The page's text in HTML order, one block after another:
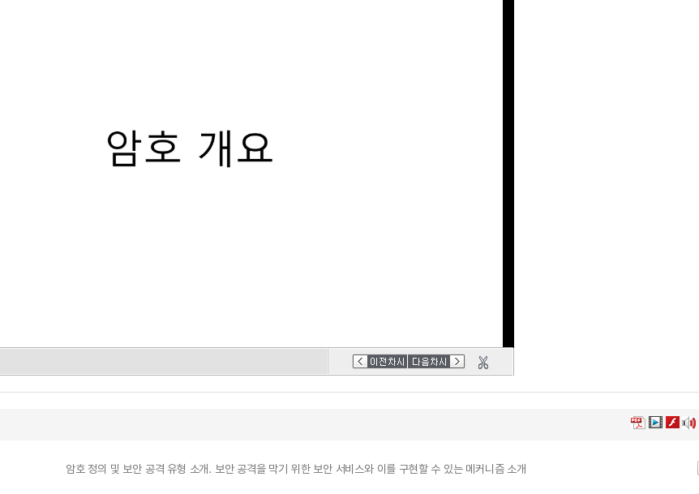
암호 정의 및 보안 공격 유형 소개. 보안 공격을 막기 위한 보안 서비스와 이를 구현할 수 있는 메커니즘 소개